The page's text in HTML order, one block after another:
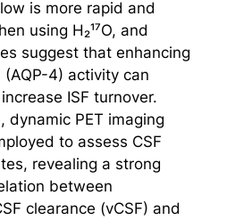
is more rapid and
using H₂¹⁷O, and
suggest that enhancing
4) activity can
ISF turnover.
dynamic PET imaging
to assess CSF
revealing a strong
between
clearance (vCSF) and